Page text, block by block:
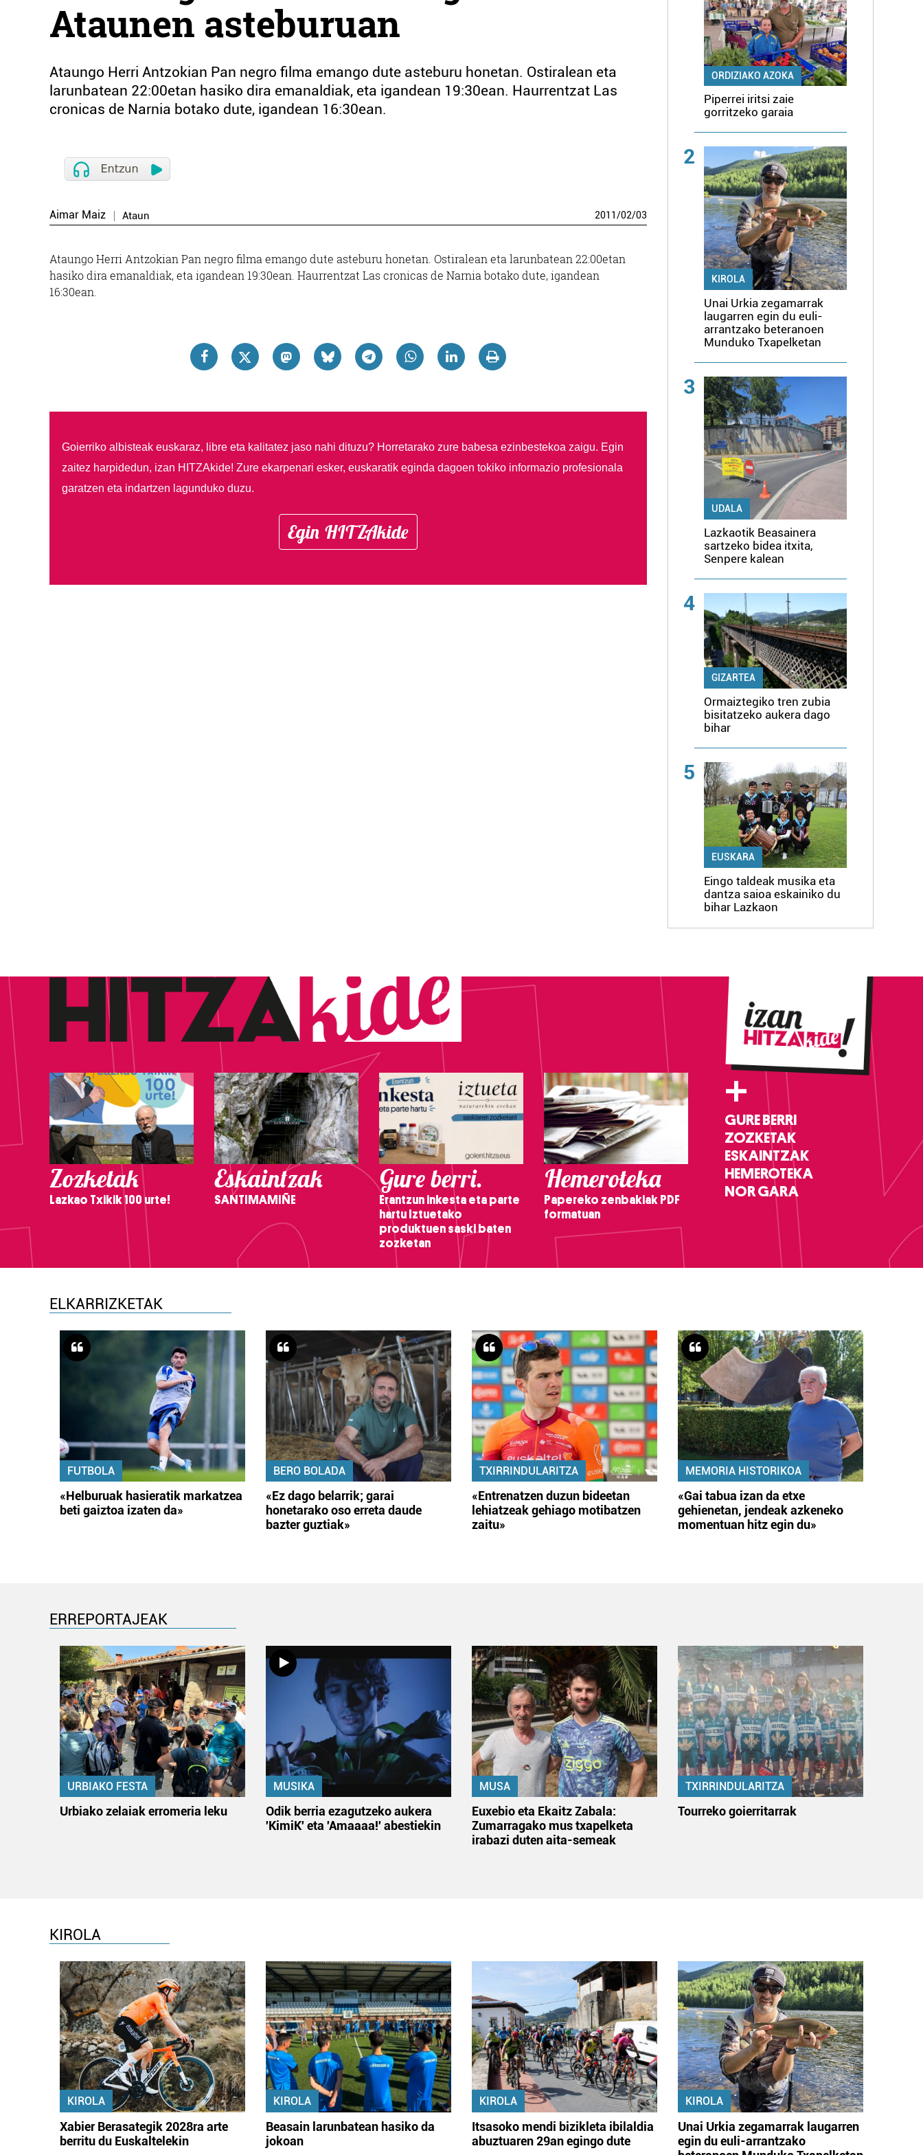
Ataunen asteburuan
Ataungo Herri Antzokian Pan negro filma emango dute asteburu honetan. Ostiralean eta
larunbatean 22:00etan hasiko dira emanaldiak, eta igandean 19:30ean. Haurrentzat Las
cronicas de Narnia botako dute, igandean 16:30ean.
Aimar Maiz Ataun 2011/02/03
Ataungo Herri Antzokian Pan negro filma emango dute asteburu honetan. Ostiralean eta larunbatean 22:00etan
hasiko dira emanaldiak, eta igandean 19:30ean. Haurrentzat Las cronicas de Narnia botako dute, igandean
16:30ean.
Goierriko albisteak euskaraz, libre eta kalitatez jaso nahi dituzu? Horretarako zure babesa ezinbestekoa zaigu. Egin
zaitez harpidedun, izan HITZAkide! Zure ekarpenari esker, euskaratik eginda dagoen tokiko informazio profesionala
garatzen eta indartzen lagunduko duzu.
Egin HITZAkide
ORDIZIAKO AZOKA
Piperrei iritsi zaie
gorritzeko garaia
2
KIROLA
Unai Urkia zegamarrak
laugarren egin du euli-
arrantzako beteranoen
Munduko Txapelketan
3
UDALA
Lazkaotik Beasainera
sartzeko bidea itxita,
Senpere kalean
4
GIZARTEA
Ormaiztegiko tren zubia
bisitatzeko aukera dago
bihar
5
EUSKARA
Eingo taldeak musika eta
dantza saioa eskainiko du
bihar Lazkaon
Zozketak
Lazkao Txikik 100 urte!
Eskaintzak
SANTIMAMIÑE
Gure berri.
Erantzun inkesta eta parte
hartu Iztuetako
produktuen saski baten
zozketan
Hemeroteka
Papereko zenbakiak PDF
formatuan
+
GURE BERRI
ZOZKETAK
ESKAINTZAK
HEMEROTEKA
NOR GARA
ELKARRIZKETAK
FUTBOLA
«Helburuak hasieratik markatzea
beti gaiztoa izaten da»
BERO BOLADA
«Ez dago belarrik; garai
honetarako oso erreta daude
bazter guztiak»
TXIRRINDULARITZA
«Entrenatzen duzun bideetan
lehiatzeak gehiago motibatzen
zaitu»
MEMORIA HISTORIKOA
«Gai tabua izan da etxe
gehienetan, jendeak azkeneko
momentuan hitz egin du»
ERREPORTAJEAK
URBIAKO FESTA
Urbiako zelaiak erromeria leku
MUSIKA
Odik berria ezagutzeko aukera
'KimiK' eta 'Amaaaa!' abestiekin
MUSA
Euxebio eta Ekaitz Zabala:
Zumarragako mus txapelketa
irabazi duten aita-semeak
TXIRRINDULARITZA
Tourreko goierritarrak
KIROLA
KIROLA
Xabier Berasategik 2028ra arte
berritu du Euskaltelekin
KIROLA
Beasain larunbatean hasiko da
jokoan
KIROLA
Itsasoko mendi bizikleta ibilaldia
abuztuaren 29an egingo dute
KIROLA
Unai Urkia zegamarrak laugarren
egin du euli-arrantzako